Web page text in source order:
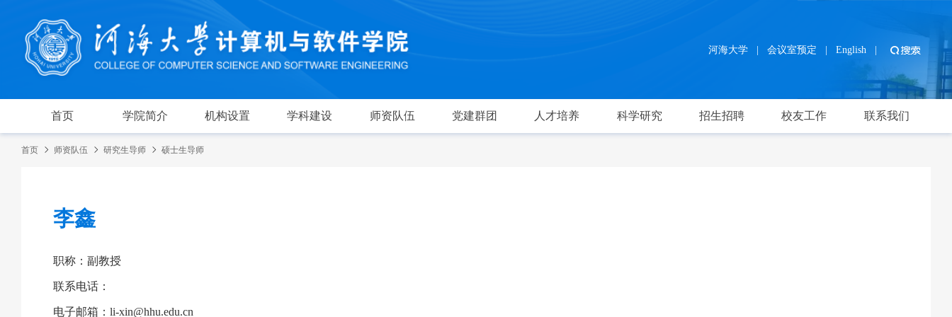
河海大学 | 会议室预定 | English |
首页 学院简介 机构设置 学科建设 师资队伍 党建群团 人才培养 科学研究 招生招聘 校友工作 联系我们
首页 师资队伍 研究生导师 硕士生导师
李鑫
职称：副教授
联系电话：
电子邮箱：li-xin@hhu.edu.cn